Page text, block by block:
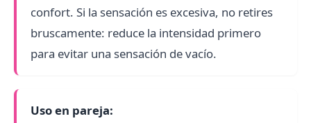
confort. Si la sensación es excesiva, no retires
bruscamente: reduce la intensidad primero
para evitar una sensación de vacío.
Uso en pareja: